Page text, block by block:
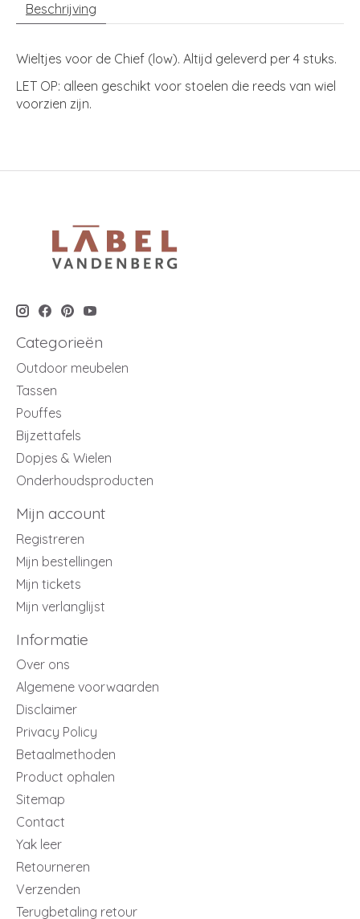
Beschrijving
Wieltjes voor de Chief (low). Altijd geleverd per 4 stuks.
LET OP: alleen geschikt voor stoelen die reeds van wiel
voorzien zijn.
Categorieën
Outdoor meubelen
Tassen
Pouffes
Bijzettafels
Dopjes & Wielen
Onderhoudsproducten
Mijn account
Registreren
Mijn bestellingen
Mijn tickets
Mijn verlanglijst
Informatie
Over ons
Algemene voorwaarden
Disclaimer
Privacy Policy
Betaalmethoden
Product ophalen
Sitemap
Contact
Yak leer
Retourneren
Verzenden
Terugbetaling retour